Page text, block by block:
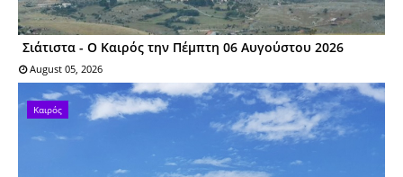
Σιάτιστα - Ο Καιρός την Πέμπτη 06 Αυγούστου 2026
August 05, 2026
Καιρός